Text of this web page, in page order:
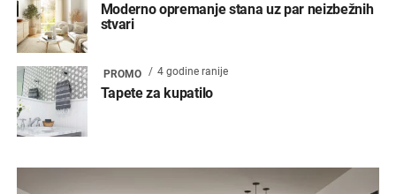
Moderno opremanje stana uz par neizbežnih
stvari
PROMO 4 godine ranije
Tapete za kupatilo